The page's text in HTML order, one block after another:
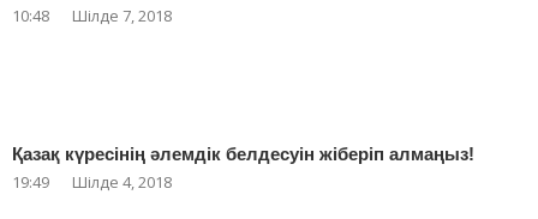
10:48 Шілде 7, 2018
Қазақ күресінің әлемдік белдесуін жіберіп алмаңыз!
19:49 Шілде 4, 2018